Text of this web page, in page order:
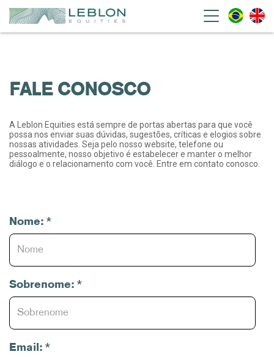
FALE CONOSCO
A Leblon Equities está sempre de portas abertas para que você
possa nos enviar suas dúvidas, sugestões, críticas e elogios sobre
nossas atividades. Seja pelo nosso website, telefone ou
pessoalmente, nosso objetivo é estabelecer e manter o melhor
diálogo e o relacionamento com você. Entre em contato conosco.
Nome: *
Sobrenome: *
Email: *